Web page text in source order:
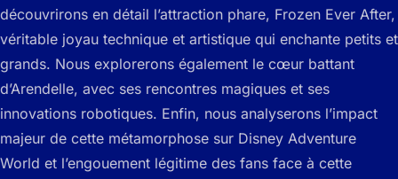
découvrirons en détail l’attraction phare, Frozen Ever After,
véritable joyau technique et artistique qui enchante petits et
grands. Nous explorerons également le cœur battant
d’Arendelle, avec ses rencontres magiques et ses
innovations robotiques. Enfin, nous analyserons l’impact
majeur de cette métamorphose sur Disney Adventure
World et l’engouement légitime des fans face à cette